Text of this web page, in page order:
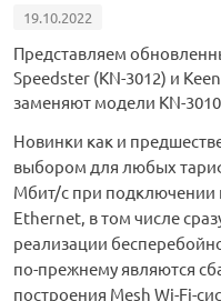
сборки
мачты, боксы
19.10.2022
Представляем
Speedster (KN-3012) и
заменяют модели KN-
Новинки как и
выбором для любых
Мбит/c при
Ethernet, в том числе
реализации
по-прежнему являются
построения Mesh Wi-Fi-